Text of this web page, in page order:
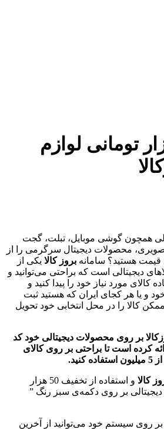
50 هزار تومانی لوازم
همچون گوشی موبایل، تبلت، گجت
محصولات دیجیتال سرگرمی را از
قیمت هستید؟ سامانه بروز کالا یکی از
دیجیتالی است که براحتی می‌توانید و
مورد نیاز خود را پیدا کنید و
و یا هر کجای ایران که هستید ثبت
کالا را در محل انتخابی خود تحویل
بر روی محصولات دیجیتالی خود کد
ارائه کرده است تا براحتی بر روی کالای
کالا
و استفاده از تخفیف 50 هزار
بر روی دکمه‌ی سبز رنگ ”
بر روی سیستم خود می‌توانید از آخرین